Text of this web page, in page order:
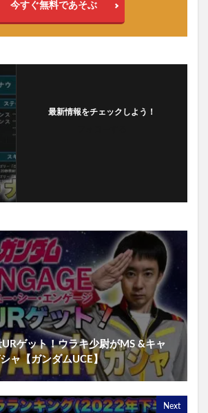
今すぐ無料であそぶ
最新情報をチェックしよう！
ゲット！ウラキ少尉がMS &キャ
ャ【ガンダムUCE】
Next